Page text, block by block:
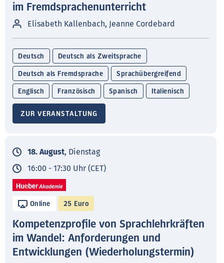
im Fremdsprachenunterricht
Elisabeth Kallenbach, Jeanne Cordebard
Deutsch Deutsch als Zweitsprache
Deutsch als Fremdsprache Sprachübergreifend
Englisch Französisch Spanisch Italienisch
ZUR VERANSTALTUNG
18. August, Dienstag
16:00 - 17:30 Uhr (CET)
Online 25 Euro
Kompetenzprofile von Sprachlehrkräften
im Wandel: Anforderungen und
Entwicklungen (Wiederholungstermin)